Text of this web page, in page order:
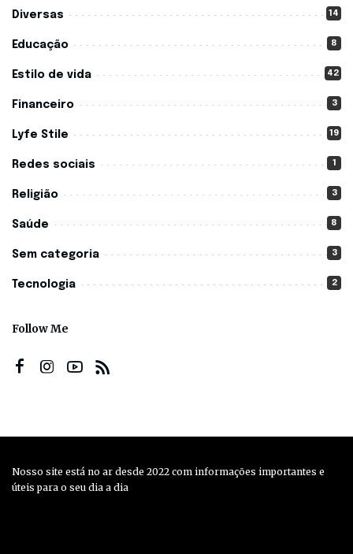
Diversas 14
Educação 8
Estilo de vida 42
Financeiro 3
Lyfe Stile 19
Redes sociais 1
Religião 3
Saúde 8
Sem categoria 3
Tecnologia 2
Follow Me
Nosso site está no ar desde 2022 com informações importantes e
úteis para o seu dia a dia